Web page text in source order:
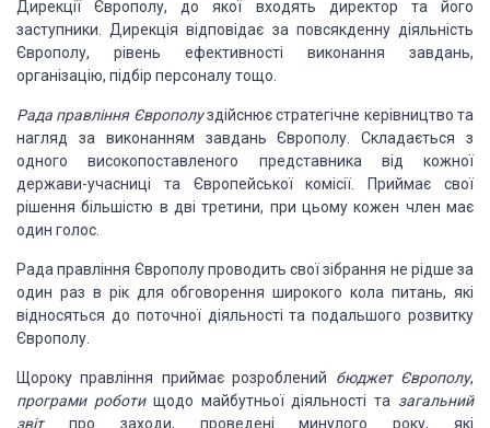
Дирекції Європолу, до якої входять директор та його
заступники. Дирекція відповідає за повсякденнудіяльність
Європолу, рівень ефективності виконання завдань,
організацію, підбір персоналу тощо.
Рада правління Європолуздійснюєстратегічне керівництво та
нагляд за виконанням завдань Європолу. Складається з
одного високопоставленого представника від кожної
держави-учасниці та Європейськоїкомісії. Приймає свої
рішення більшістю в дві третини, при цьому кожен член має
один голос.
Рада правління Європолу проводить свої зібрання не рідше за
один раз в рік для обговорення широкого кола питань, які
відносяться до поточної діяльності та подальшого розвитку
Європолу.
Щороку правління приймає розроблений бюджетЄврополу,
програми роботищодо майбутньоїдіяльності та загальний
звітпро заходи, проведені минулого року, які